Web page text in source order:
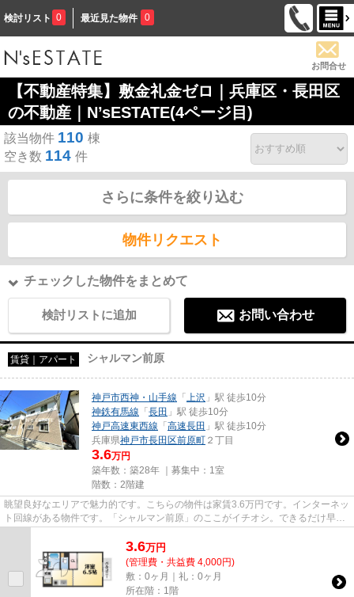
検討リスト 0 最近見た物件 0
お問合せ
【不動産特集】敷金礼金ゼロ｜兵庫区・長田区
の不動産｜N’sESTATE(4ページ目)
該当物件 110 棟
空き数 114 件
さらに条件を絞り込む
物件リクエスト
チェックした物件をまとめて
検討リストに追加 お問い合わせ
賃貸｜アパート シャルマン前原
神戸市西神・山手線 「 上沢 」駅 徒歩10分
神鉄有馬線 「 長田 」駅 徒歩10分
神戸高速東西線 「 高速長田 」駅 徒歩10分
兵庫県神戸市長田区前原町 ２丁目
3.6万円
築年数：築28年 ｜募集中： 1室
階数：2階建
眺望良好なエリアで魅力的です。こちらの物件は家賃3.6万円です。インターネッ
ト回線がある物件です。「シャルマン前原」のここがイチオシ。できるだけ早め
3.6万円
(管理費・共益費 4,000円)
敷：0ヶ月｜礼：0ヶ月
所在階：1階